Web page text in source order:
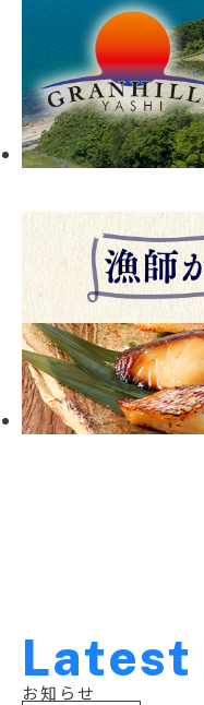
Latest
お知らせ